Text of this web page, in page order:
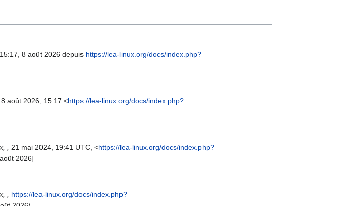
15:17, 8 août 2026 depuis https://lea-linux.org/docs/index.php?
8 août 2026, 15:17 <https://lea-linux.org/docs/index.php?
, 21 mai 2024, 19:41 UTC, <https://lea-linux.org/docs/index.php?
2026]
,
https://lea-linux.org/docs/index.php?